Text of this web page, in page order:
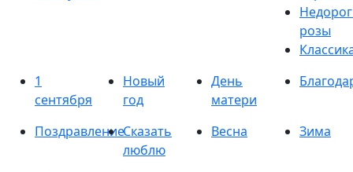
розы
1
сентября
Новый
год
День
матери
ПоздравлениеСказать
люблю
Весна Зима